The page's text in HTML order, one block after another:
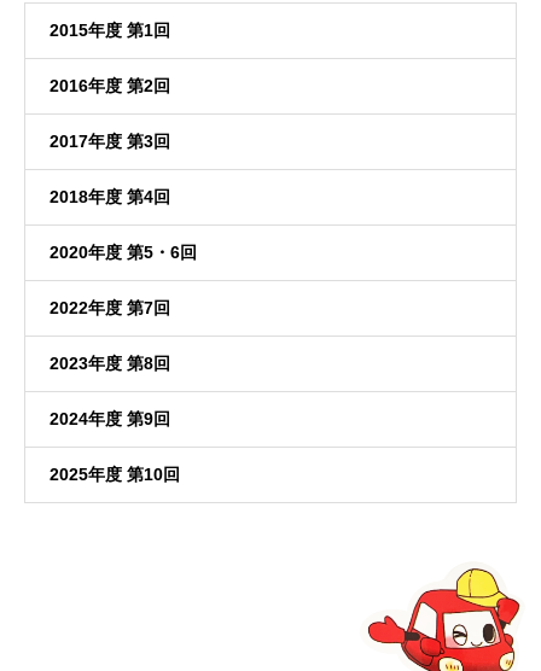
2015年度 第1回
2016年度 第2回
2017年度 第3回
2018年度 第4回
2020年度 第5・6回
2022年度 第7回
2023年度 第8回
2024年度 第9回
2025年度 第10回